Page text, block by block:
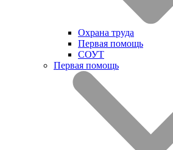
Охрана труда
Первая помощь
СОУТ
Первая помощь